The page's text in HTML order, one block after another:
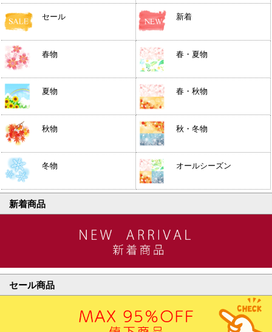
セール 新着
春物 春・夏物
夏物 春・秋物
秋物 秋・冬物
冬物 オールシーズン
新着商品
セール商品